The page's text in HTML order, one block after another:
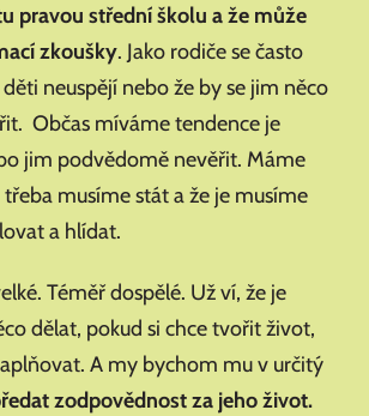
pravou střední školu a že může
zkoušky. Jako rodiče se často
neuspějí nebo že by se jim něco
Občas míváme tendence je
jim podvědomě nevěřit. Máme
musíme stát a že je musíme
a hlídat.
Téměř dospělé. Už ví, že je
dělat, pokud si chce tvořit život,
A my bychom mu v určitý
zodpovědnost za jeho život.